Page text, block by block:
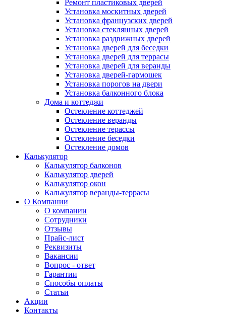
Ремонт пластиковых дверей
Установка москитных дверей
Установка французских дверей
Установка стеклянных дверей
Установка раздвижных дверей
Установка дверей для беседки
Установка дверей для террасы
Установка дверей для веранды
Установка дверей-гармошек
Установка порогов на двери
Установка балконного блока
Дома и коттеджи
Остекление коттеджей
Остекление веранды
Остекление терассы
Остекление беседки
Остекление домов
Калькулятор
Калькулятор балконов
Калькулятор дверей
Калькулятор окон
Калькулятор веранды-террасы
О Компании
О компании
Сотрудники
Отзывы
Прайс-лист
Реквизиты
Вакансии
Вопрос - ответ
Гарантии
Способы оплаты
Статьи
Акции
Контакты